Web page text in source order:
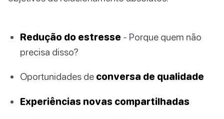
Redução do estresse - Porque quem não
precisa disso?
Oportunidades de conversa de qualidade
Experiências novas compartilhadas